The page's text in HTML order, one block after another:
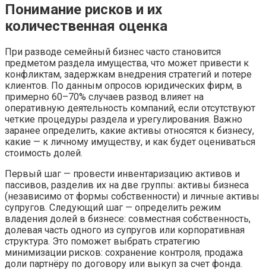
Понимание рисков и их
количественная оценка
При разводе семейный бизнес часто становится
предметом раздела имущества, что может привести к
конфликтам, задержкам внедрения стратегий и потере
клиентов. По данным опросов юридических фирм, в
примерно 60–70% случаев развод влияет на
оперативную деятельность компаний, если отсутствуют
четкие процедуры раздела и урегулирования. Важно
заранее определить, какие активы относятся к бизнесу,
какие — к личному имуществу, и как будет оцениваться
стоимость долей.
Первый шаг — провести инвентаризацию активов и
пассивов, разделив их на две группы: активы бизнеса
(независимо от формы собственности) и личные активы
супругов. Следующий шаг — определить режим
владения долей в бизнесе: совместная собственность,
долевая часть одного из супругов или корпоративная
структура. Это поможет выбрать стратегию
минимизации рисков: сохранение контроля, продажа
доли партнёру по договору или выкуп за счет фонда.